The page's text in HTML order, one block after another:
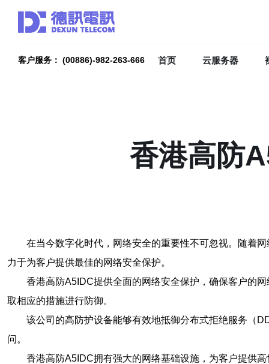
客户服务： (00886)-982-263-666 首页 云服务器
香港高防
在当今数字化时代，网络安全的重要性不可忽视。随着
力于为客户提供最佳的网络安全保护。
香港高防A5IDC提供全面的网络安全保护，确保客户的
取相应的措施进行防御。
该公司的高防护设备能够有效地抵御分布式拒绝服务（
问。
香港高防A5IDC拥有强大的网络基础设施，为客户提供